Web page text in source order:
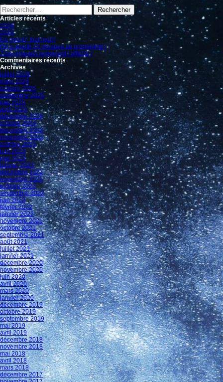
Rechercher :
Articles récents
2026
2025
Du merch’ tout neuf !
On a ajouté 10 groupes au progamme !
Trois groupes rejoignent l’affiche !
Commentaires récents
Archives
juillet 2026
mars 2026
octobre 2025
septembre 2025
mai 2025
avril 2025
décembre 2024
octobre 2024
décembre 2023
novembre 2023
octobre 2023
juin 2023
mai 2023
janvier 2023
décembre 2022
novembre 2022
octobre 2022
septembre 2022
juin 2022
février 2022
janvier 2022
novembre 2021
octobre 2021
septembre 2021
août 2021
juillet 2021
janvier 2021
décembre 2020
novembre 2020
juin 2020
avril 2020
mars 2020
janvier 2020
décembre 2019
octobre 2019
septembre 2019
mai 2019
avril 2019
décembre 2018
novembre 2018
mai 2018
avril 2018
mars 2018
décembre 2017